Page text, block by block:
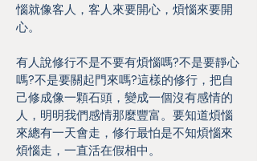
惱就像客人，客人來要開心，煩惱來要開
心。
有人說修行不是不要有煩惱嗎?不是要靜心
嗎?不是要關起門來嗎?這樣的修行，把自
己修成像一顆石頭，變成一個沒有感情的
人，明明我們感情那麼豐富。要知道煩惱
來總有一天會走，修行最怕是不知煩惱來
煩惱走，一直活在假相中。